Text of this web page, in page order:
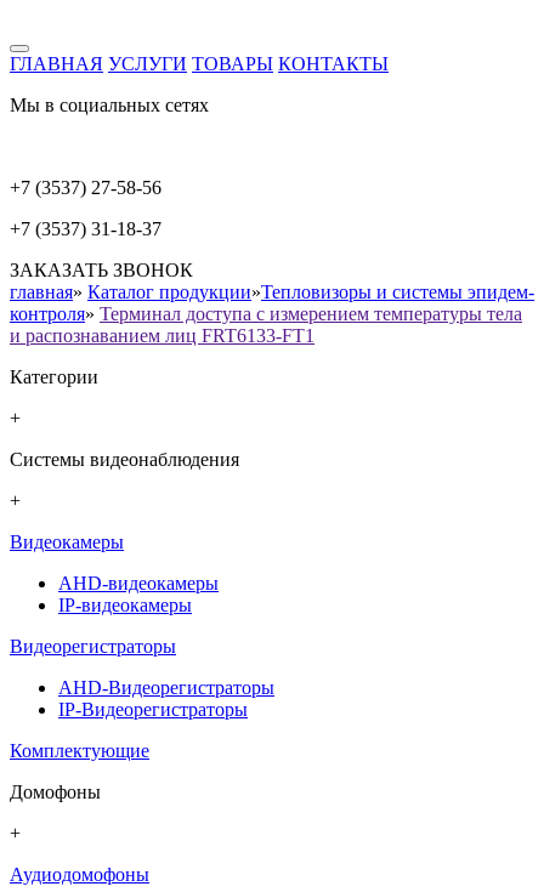
ГЛАВНАЯ УСЛУГИ ТОВАРЫ КОНТАКТЫ
Мы в социальных сетях
+7 (3537) 27-58-56
+7 (3537) 31-18-37
ЗАКАЗАТЬ ЗВОНОК
главная» Каталог продукции»Тепловизоры и системы эпидем-
контроля» Терминал доступа с измерением температуры тела
и распознаванием лиц FRT6133-FT1
Категории
+
Системы видеонаблюдения
+
Видеокамеры
AHD-видеокамеры
IP-видеокамеры
Видеорегистраторы
AHD-Видеорегистраторы
IP-Видеорегистраторы
Комплектующие
Домофоны
+
Аудиодомофоны